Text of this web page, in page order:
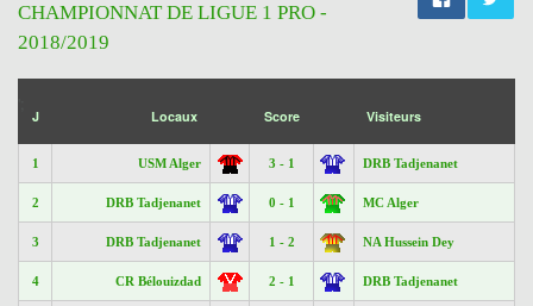
CHAMPIONNAT DE LIGUE 1 PRO -
2018/2019
J Locaux Score Visiteurs
1 USM Alger 3 - 1 DRB Tadjenanet
2 DRB Tadjenanet 0 - 1 MC Alger
3 DRB Tadjenanet 1 - 2 NA Hussein Dey
4 CR Bélouizdad 2 - 1 DRB Tadjenanet